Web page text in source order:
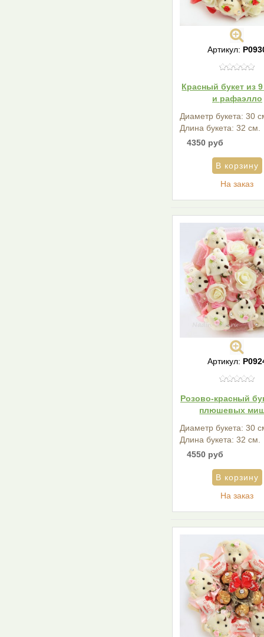
Артикул:
Красный букет из
и рафаэлло
Диаметр букета: 30
Длина букета: 32 см.
4350 руб
На заказ
Артикул:
Розово-красный
плюшевых
Диаметр букета: 30
Длина букета: 32 см.
4550 руб
На заказ